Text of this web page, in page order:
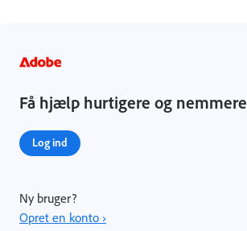
Få hjælp hurtigere og nemmere
Log ind
Ny bruger?
Opret en konto ›